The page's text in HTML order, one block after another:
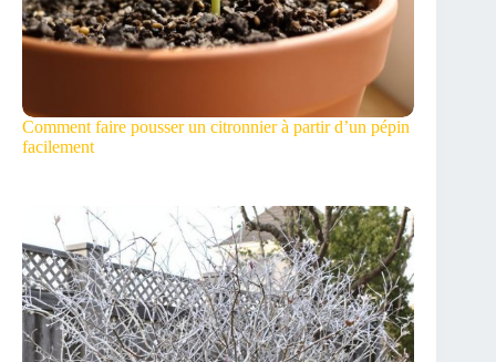
Comment faire pousser un citronnier à partir d’un pépin
facilement